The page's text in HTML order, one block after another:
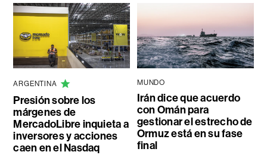
ARGENTINA
Presión sobre los
márgenes de
MercadoLibre inquieta a
inversores y acciones
caen en el Nasdaq
MUNDO
Irán dice que acuerdo
con Omán para
gestionar el estrecho de
Ormuz está en su fase
final